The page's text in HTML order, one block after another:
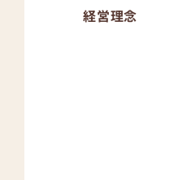
経営理念